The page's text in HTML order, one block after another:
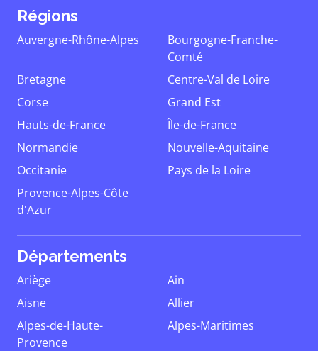
Régions
Auvergne-Rhône-Alpes
Bourgogne-Franche-
Comté
Bretagne
Centre-Val de Loire
Corse
Grand Est
Hauts-de-France
Île-de-France
Normandie
Nouvelle-Aquitaine
Occitanie
Pays de la Loire
Provence-Alpes-Côte
d'Azur
Départements
Ariège
Ain
Aisne
Allier
Alpes-de-Haute-
Provence
Alpes-Maritimes